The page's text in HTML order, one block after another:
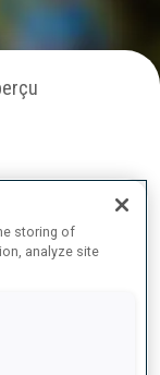
storing of
analyze site